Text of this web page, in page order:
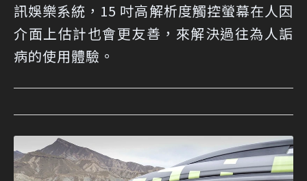
訊娛樂系統，15 吋高解析度觸控螢幕在人因
介面上估計也會更友善，來解決過往為人詬
病的使用體驗。